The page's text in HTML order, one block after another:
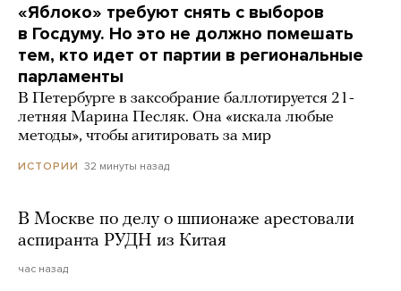
«Яблоко» требуют снять с выборов
в Госдуму. Но это не должно помешать
тем, кто идет от партии в региональные
парламенты
В Петербурге в заксобрание баллотируется 21-
летняя Марина Песляк. Она «искала любые
методы», чтобы агитировать за мир
ИСТОРИИ 32 минуты назад
В Москве по делу о шпионаже арестовали
аспиранта РУДН из Китая
час назад